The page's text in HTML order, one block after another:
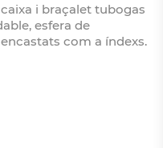
i braçalet tubogas
esfera de
com a índexs.